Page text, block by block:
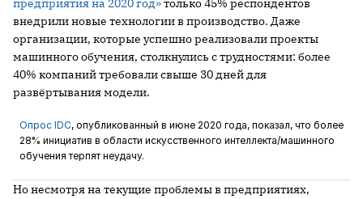
предприятия на 2020 год»только 45% респондентов
внедрили новые технологии в производство. Даже
организации, которые успешно реализовали проекты
машинного обучения, столкнулись с трудностями: более
40% компаний требовали свыше 30 дней для
развёртывания модели.
Опрос IDC, опубликованный в июне 2020 года, показал, что более
28% инициатив в области искусственного интеллекта/машинного
обучения терпят неудачу.
Но несмотря на текущие проблемы в предприятиях,